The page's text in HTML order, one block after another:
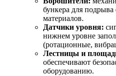
бункера для
материалов.
Датчики уровня:
нижнем уровне
(ротационные,
Лестницы и
обеспечивают
оборудованию.